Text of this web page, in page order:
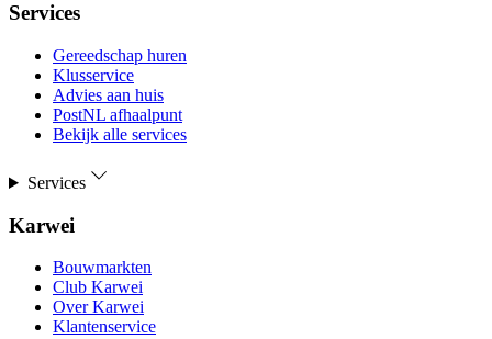
Services
Gereedschap huren
Klusservice
Advies aan huis
PostNL afhaalpunt
Bekijk alle services
Services
Karwei
Bouwmarkten
Club Karwei
Over Karwei
Klantenservice